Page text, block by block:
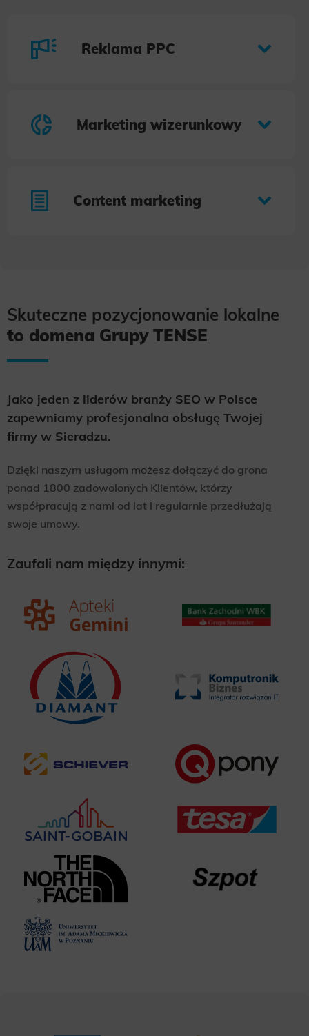
Reklama PPC
Marketing wizerunkowy
Content marketing
Skuteczne pozycjonowanie lokalne
to domena Grupy TENSE
Jako jeden z liderów branży SEO w Polsce
zapewniamy profesjonalna obsługę Twojej
firmy w Sieradzu.
Dzięki naszym usługom możesz dołączyć do grona
ponad 1800 zadowolonych Klientów, którzy
współpracują z nami od lat i regularnie przedłużają
swoje umowy.
Zaufali nam między innymi: